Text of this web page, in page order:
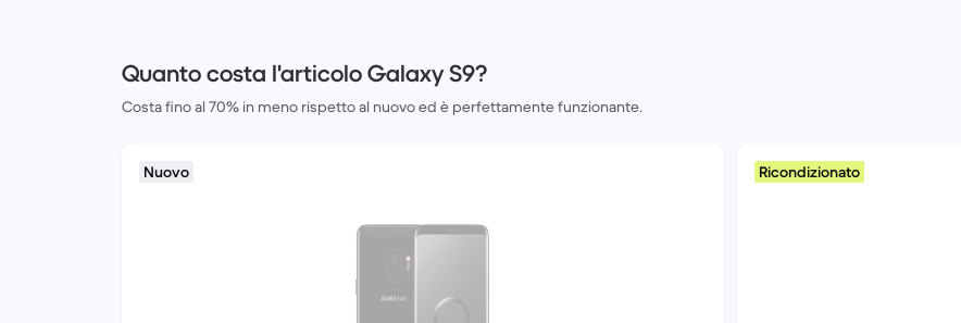
Quanto costa l'articolo Galaxy S9?
Costa fino al 70% in meno rispetto al nuovo ed è perfettamente funzionante.
Nuovo Ricondizionato